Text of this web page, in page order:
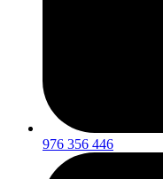
976 356 446